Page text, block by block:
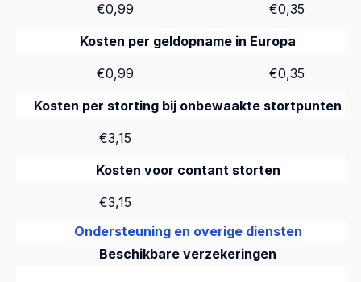
€0,99
€0,35
Kosten per geldopname in Europa
€0,99
€0,35
Kosten per storting bij onbewaakte stortpunten
€3,15
Kosten voor contant storten
€3,15
Ondersteuning en overige diensten
Beschikbare verzekeringen